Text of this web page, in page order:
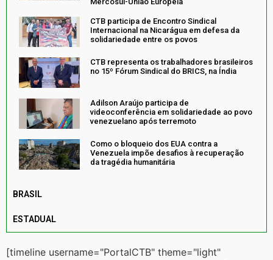
CTB participa de Encontro Sindical
Internacional na Nicarágua em defesa da
solidariedade entre os povos
CTB representa os trabalhadores brasileiros
no 15º Fórum Sindical do BRICS, na Índia
Adilson Araújo participa de
videoconferência em solidariedade ao povo
venezuelano após terremoto
Como o bloqueio dos EUA contra a
Venezuela impõe desafios à recuperação
da tragédia humanitária
BRASIL
ESTADUAL
[timeline username="PortalCTB" theme="light"